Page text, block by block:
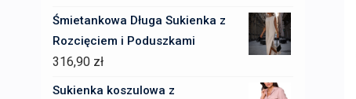
Śmietankowa Długa Sukienka z
Rozcięciem i Poduszkami
316,90 zł
Sukienka koszulowa z